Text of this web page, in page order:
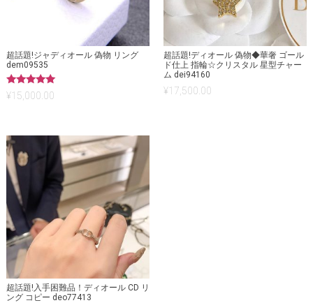
超話題!ジャディオール 偽物 リング
dem09535
5段階中
5.00
¥15,000.00
超話題!ディオール 偽物◆華奢 ゴール
ド仕上 指輪☆クリスタル 星型チャー
ム dei94160
¥17,500.00
超話題!入手困難品！ディオール CD リ
ング コピー deo77413